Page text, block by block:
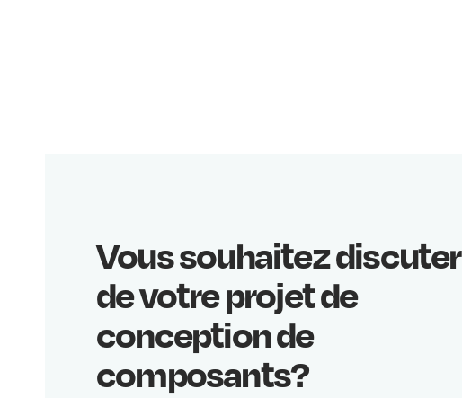
Vous souhaitez discuter
de votre projet de
conception de
composants?